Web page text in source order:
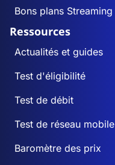
Bons plans Streaming
Ressources
Actualités et guides
Test d'éligibilité
Test de débit
Test de réseau mobile
Baromètre des prix